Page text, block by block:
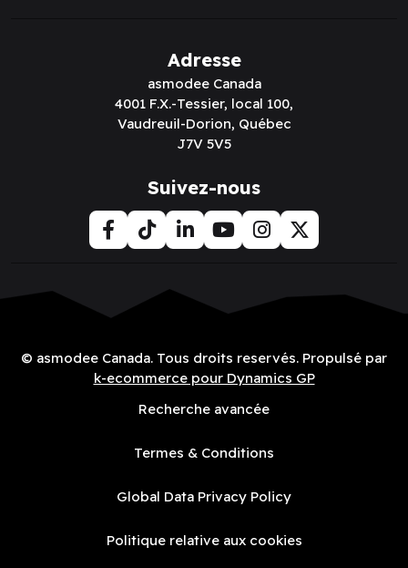
Adresse
asmodee Canada
4001 F.X.-Tessier, local 100,
Vaudreuil-Dorion, Québec
J7V 5V5
Suivez-nous
© asmodee Canada. Tous droits reservés. Propulsé par
k-ecommerce pour Dynamics GP
Recherche avancée
Termes & Conditions
Global Data Privacy Policy
Politique relative aux cookies